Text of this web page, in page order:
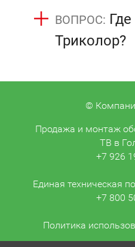
Триколор?
©
Продажа и монтаж
ТВ в
+7 926
Единая техническая
+7 800
Политика